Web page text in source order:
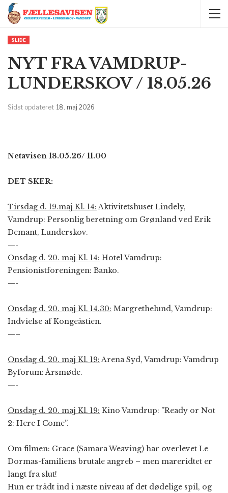
SLIDE
NYT FRA VAMDRUP-
LUNDERSKOV / 18.05.26
Sidst opdateret 18. maj 2026
Netavisen 18.05.26/ 11.00
DET SKER:
Tirsdag d. 19.maj Kl. 14:Aktivitetshuset Lindely,
Vamdrup: Personlig beretning om Grønland ved Erik
Demant, Lunderskov.
—-
Onsdag d. 20. maj Kl. 14: Hotel Vamdrup:
Pensionistforeningen: Banko.
—-
Onsdag d. 20. maj Kl. 14.30: Margrethelund, Vamdrup:
Indvielse af Kongeåstien.
—–
Onsdag d. 20. maj Kl. 19:Arena Syd, Vamdrup: Vamdrup
Byforum: Årsmøde.
—-
Onsdag d. 20. maj Kl. 19: Kino Vamdrup: ”Ready or Not
2: Here I Come”.
Om filmen: Grace (Samara Weaving) har overlevet Le
Dormas-familiens brutale angreb – men mareridtet er
langt fra slut!
Hun er trådt ind i næste niveau af det dødelige spil, og